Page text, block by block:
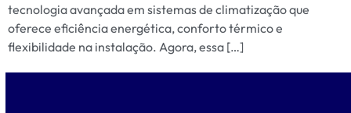
tecnologia avançada em sistemas de climatização que
oferece eficiência energética, conforto térmico e
flexibilidade na instalação. Agora, essa […]